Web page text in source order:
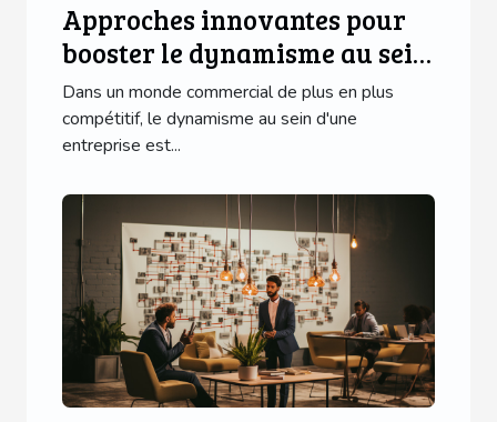
Approches innovantes pour
booster le dynamisme au sein
de votre entreprise
Dans un monde commercial de plus en plus
compétitif, le dynamisme au sein d'une
entreprise est...